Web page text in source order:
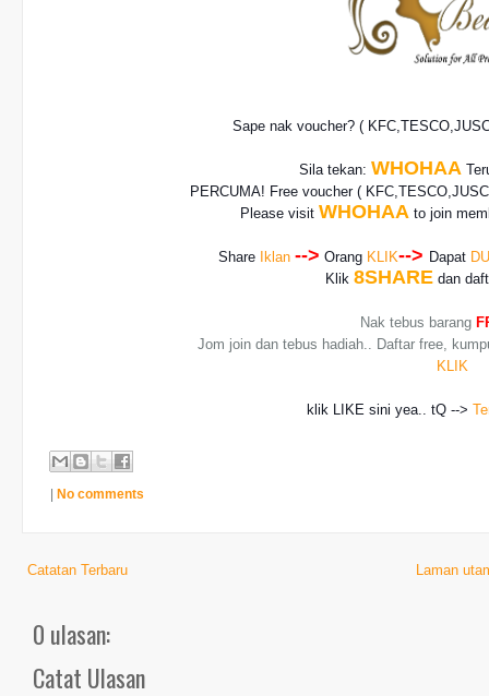
Sape nak voucher? (
Sila tekan: WHOHAA
PERCUMA! Free voucher(
Please visitWHOHAA to join
Share Iklan --> Orang KLIK--> Dapat
Klik8SHARE dan
Nak tebus barang
Jom join dan tebus hadiah.. Daftar free,
KLIK
klik LIKE sini yea.. tQ -->
| No comments
Catatan Terbaru Laman
0 ulasan:
Catat Ulasan